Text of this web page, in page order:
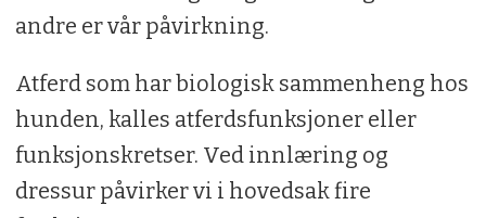
andre er vår påvirkning.
Atferd som har biologisk sammenheng hos
hunden, kalles atferdsfunksjoner eller
funksjonskretser. Ved innlæring og
dressur påvirker vi i hovedsak fire